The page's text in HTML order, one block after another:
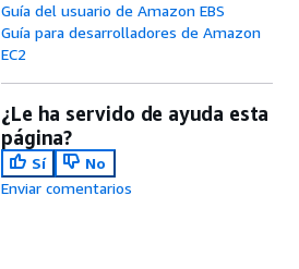
Guía del usuario de Amazon EBS
Guía para desarrolladores de Amazon
EC2
¿Le ha servido de ayuda esta
página?
Sí
No
Enviar comentarios